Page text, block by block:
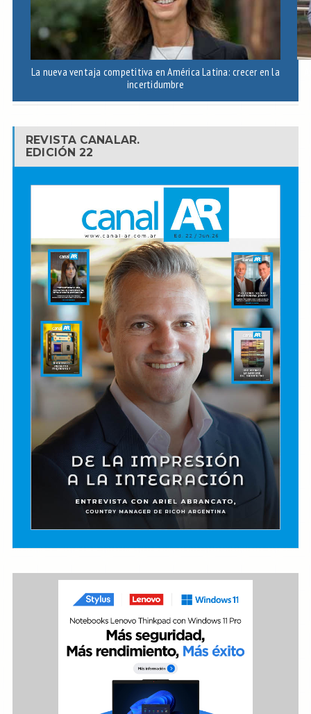
La nueva ventaja competitiva en América Latina: crecer en la
incertidumbre
REVISTA CANALAR.
EDICIÓN 22